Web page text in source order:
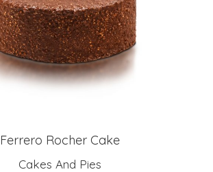
LEIA MAIS
Ferrero Rocher Cake
Cakes And Pies